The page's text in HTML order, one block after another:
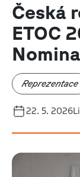
Česká
ETOC
Reprezentace
22. 5. 2026